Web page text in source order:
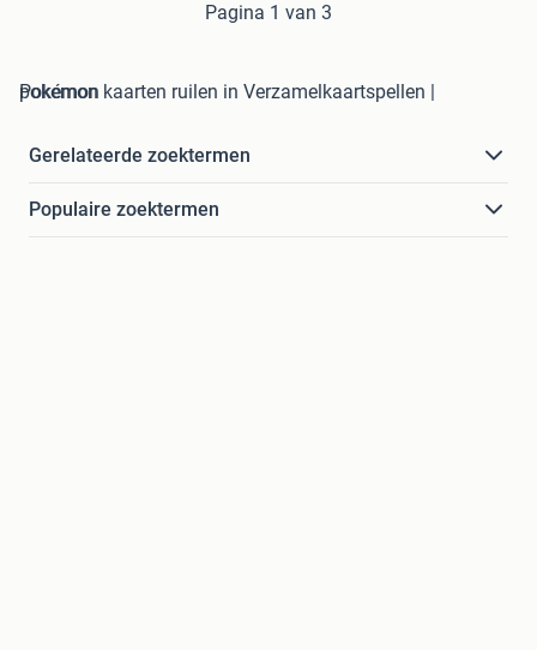
Pagina 1 van 3
pokemon kaarten ruilen in Verzamelkaartspellen | Pokémon
Gerelateerde zoektermen
Populaire zoektermen